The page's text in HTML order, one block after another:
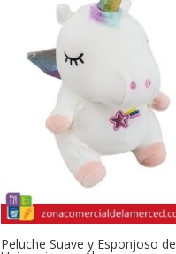
Peluche Suave y Esponjoso de